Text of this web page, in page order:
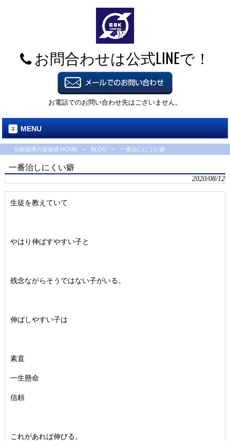
お問合わせは公式LINEで！
お電話でのお問い合わせ先はございません。
MENU
分析指導の栄進研 HOME > BLOG > 一番治しにくい癖
一番治しにくい癖
2020/08/12
生徒を教えていて
やはり伸ばすやすい子と
残念ながらそうではない子がいる。
伸ばしやすい子は
素直
一生懸命
信頼
これがあれば伸びる。